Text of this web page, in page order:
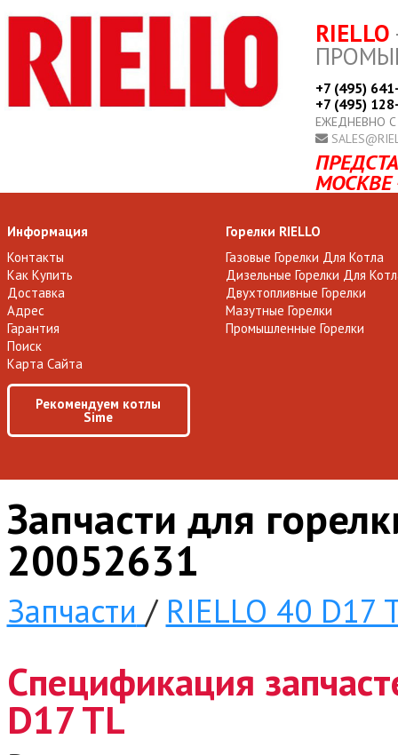
RIELLO
+7 (495)
+7 (495)
ЕЖЕДНЕВНО
МОСКВЕ
Информация
Контакты
Как Купить
Доставка
Адрес
Гарантия
Поиск
Карта Сайта
Рекомендуем котлы
Sime
Горелки RIELLO
Газовые Горелки Для Котла
Дизельные Горелки Для
Двухтопливные Горелки
Мазутные Горелки
Промышленные Горелки
Запчасти для
20052631
Запчасти / RIELLO 40 D17
Спецификация
D17 TL